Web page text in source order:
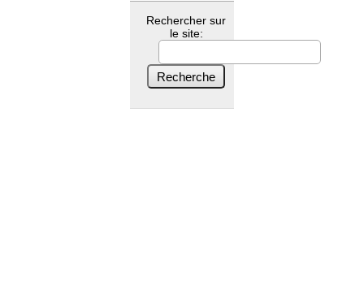
Rechercher sur
le site: